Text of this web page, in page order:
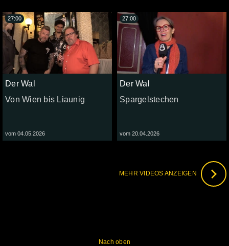
Der Wal
Von Wien bis Liaunig
vom 04.05.2026
27:00
Der Wal
Spargelstechen
vom 20.04.2026
27:00
MEHR VIDEOS ANZEIGEN
Nach oben